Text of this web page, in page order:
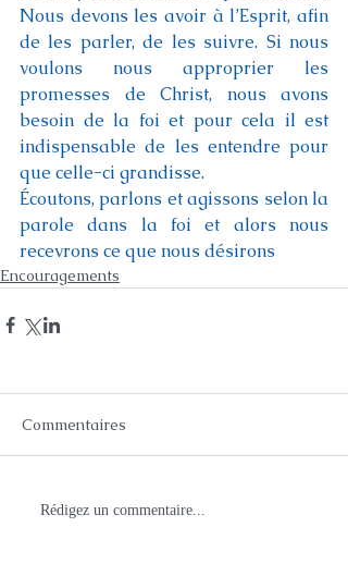
Nous devons les avoir à l’Esprit, afin
de les parler, de les suivre. Si nous
voulons nous approprier les
promesses de Christ, nous avons
besoin de la foi et pour cela il est
indispensable de les entendre pour
que celle-ci grandisse.
Écoutons, parlons et agissons selon la
parole dans la foi et alors nous
recevrons ce que nous désirons
Encouragements
Commentaires
Rédigez un commentaire...